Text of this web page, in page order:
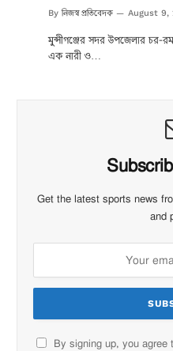
By নিজস্ব প্রতিবেদক August 9,
মুন্সীগঞ্জের সদর উপজেলার চর-
এক নারী ও…
Get the latest sports news
and
By signing up, you agree